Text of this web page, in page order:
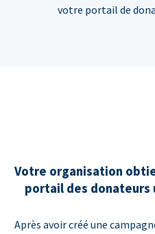
votre portail de
Votre organisation
portail des donateurs
Après avoir créé une